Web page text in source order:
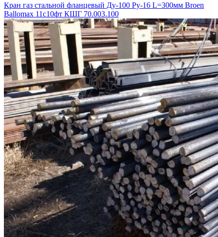
Кран газ стальной фланцевый Ду-100 Ру-16 L=300мм Broen
Ballomax 11с10фт КШГ 70.003.100